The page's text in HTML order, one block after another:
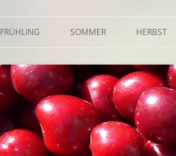
FRÜHLING
FRÜHLING
FRÜHLINGS-REZEPTE
SOMMER
FRÜHSOMMER-REZEPTE
SOMMER-REZEPTE
SPÄTSOMMER-REZEPTE
HERBST
HERBST-